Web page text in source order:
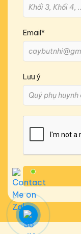
Email*
Lưu ý